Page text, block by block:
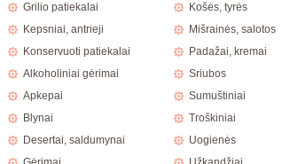
Grilio patiekalai
Kepsniai, antrieji
Konservuoti patiekalai
Alkoholiniai gėrimai
Apkepai
Blynai
Desertai, saldumynai
Košės, tyrės
Mišrainės, salotos
Padažai, kremai
Sriubos
Sumuštiniai
Troškiniai
Uogienės